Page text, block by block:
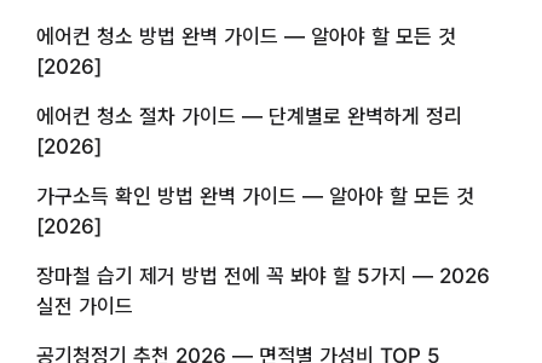
에어컨 청소 방법 완벽 가이드 — 알아야 할 모든 것
[2026]
에어컨 청소 절차 가이드 — 단계별로 완벽하게 정리
[2026]
가구소득 확인 방법 완벽 가이드 — 알아야 할 모든 것
[2026]
장마철 습기 제거 방법 전에 꼭 봐야 할 5가지 — 2026
실전 가이드
공기청정기 추천 2026 — 면적별 가성비 TOP 5